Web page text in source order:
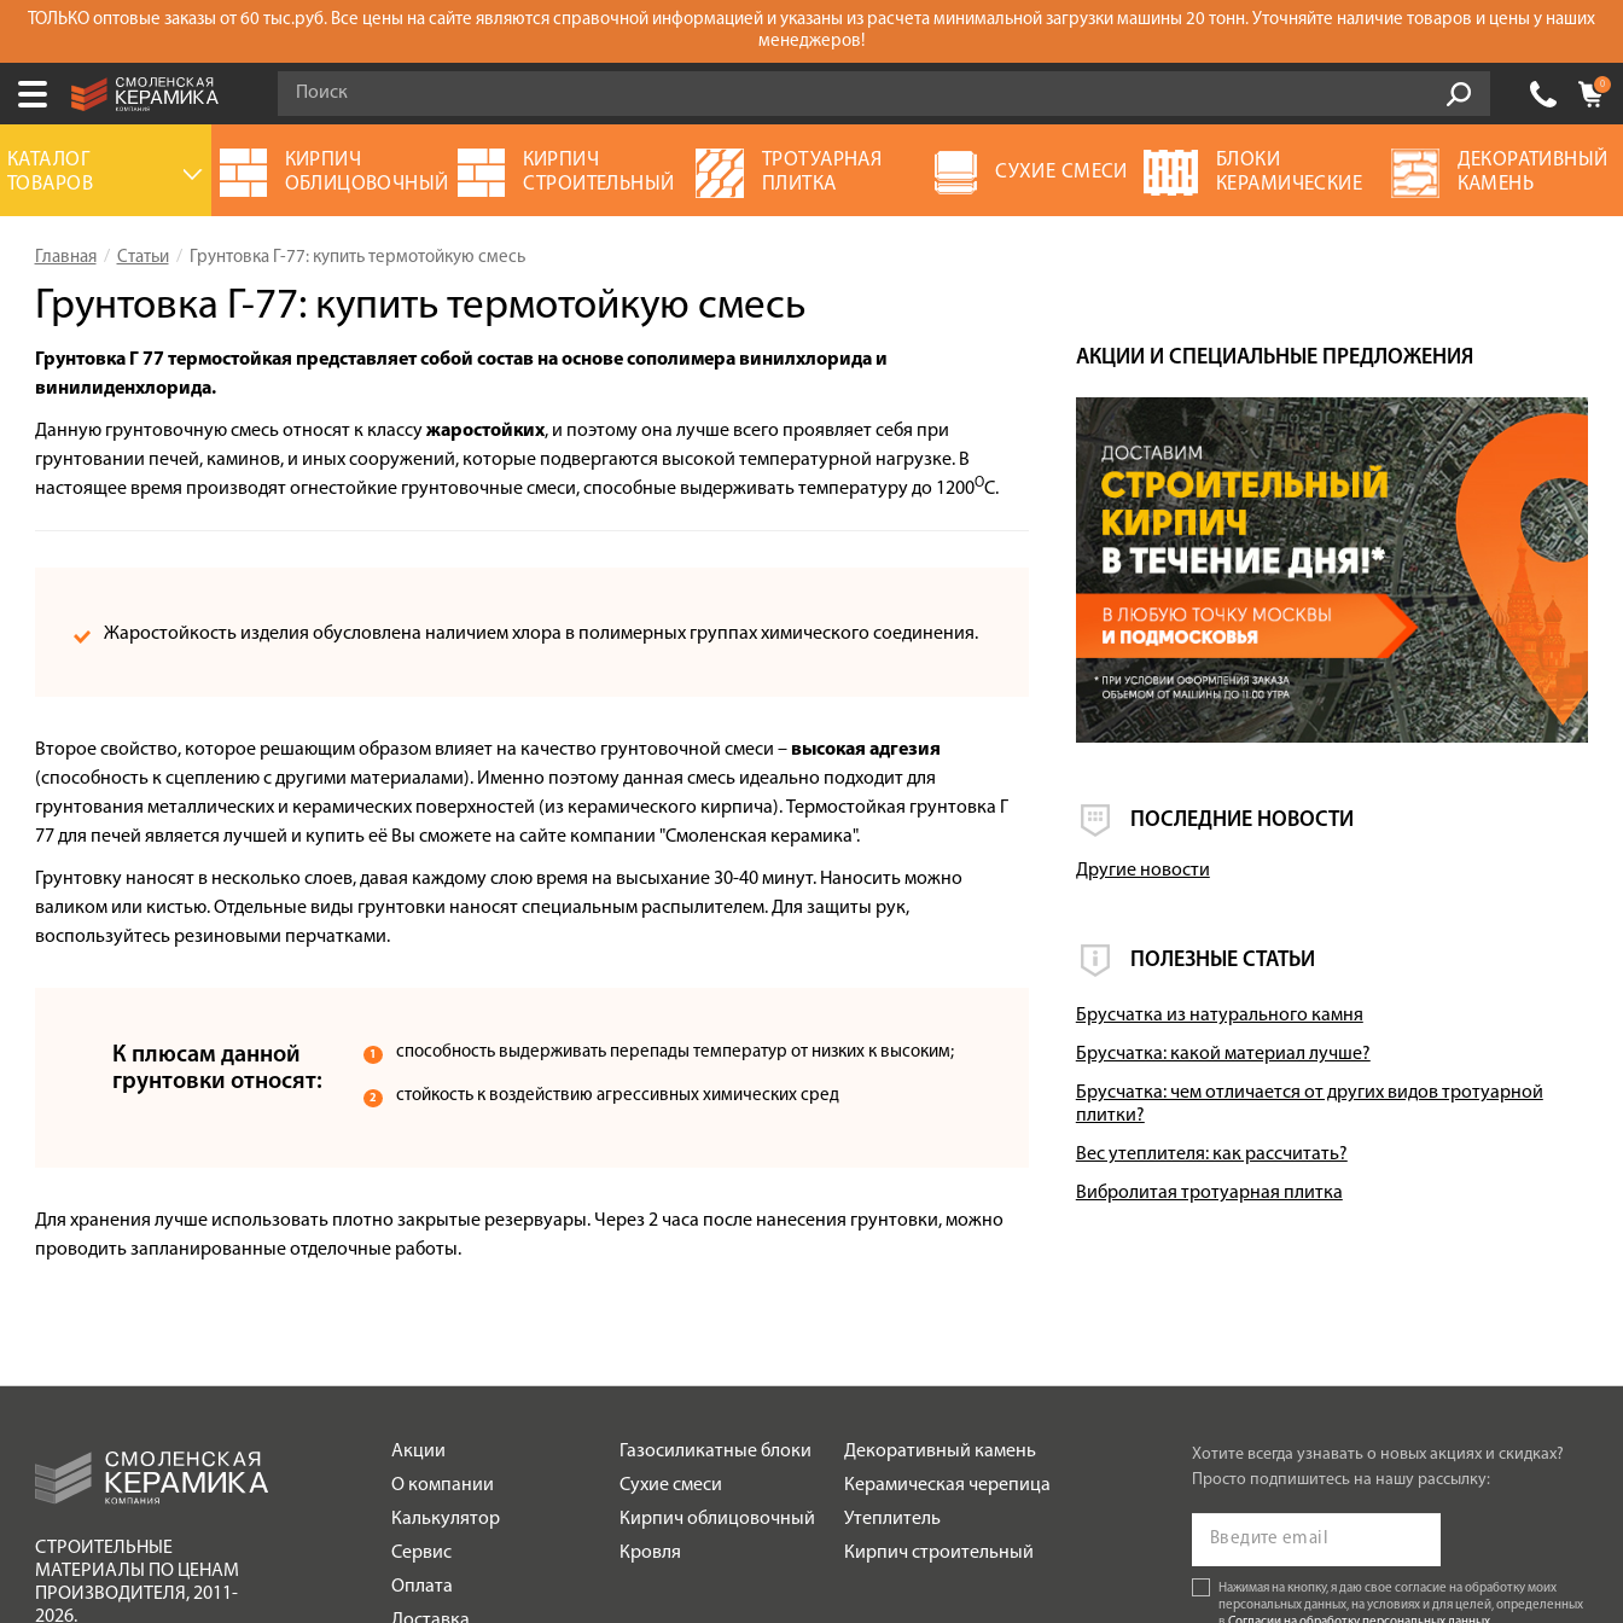
ТОЛЬКО оптовые заказы от 60 тыс.руб. Все цены на сайте являются справочной информацией и указаны из расчета минимальной загрузки машины 20 тонн. Уточняйте наличие товаров и цены у наших
менеджеров!
Ваш город:
Выберите ваш город:
+7 (930) 305-85-90
О компании
Калькулятор
Сервис
Галерея объектов
0
КАТАЛОГ
ТОВАРОВ
КИРПИЧ
ОБЛИЦОВОЧНЫЙ
КИРПИЧ
СТРОИТЕЛЬНЫЙ
ТРОТУАРНАЯ
ПЛИТКА
СУХИЕ СМЕСИ
БЛОКИ
КЕРАМИЧЕСКИЕ
ДЕКОРАТИВНЫЙ
КАМЕНЬ
Главная Статьи Грунтовка Г-77: купить термотойкую смесь
Грунтовка Г-77: купить термотойкую смесь
Грунтовка Г 77 термостойкая представляет собой состав на основе сополимера винилхлорида и
винилиденхлорида.
Данную грунтовочную смесь относят к классужаростойких, и поэтому она лучше всего проявляет себя при
грунтовании печей, каминов, и иных сооружений, которые подвергаются высокой температурной нагрузке. В
настоящее время производят огнестойкие грунтовочные смеси, способные выдерживать температуру до 1200OС.
Жаростойкость изделия обусловлена наличием хлора в полимерных группах химического соединения.
Второе свойство, которое решающим образом влияет на качество грунтовочной смеси – высокая адгезия
(способность к сцеплению с другими материалами). Именно поэтому данная смесь идеально подходит для
грунтования металлических и керамических поверхностей (из керамического кирпича). Термостойкая грунтовка Г
77 для печей является лучшей и купить её Вы сможете на сайте компании "Смоленская керамика".
Грунтовку наносят в несколько слоев, давая каждому слою время на высыхание 30-40 минут. Наносить можно
валиком или кистью. Отдельные виды грунтовки наносят специальным распылителем. Для защиты рук,
воспользуйтесь резиновыми перчатками.
К плюсам данной
грунтовки относят:
способность выдерживать перепады температур от низких к высоким;
стойкость к воздействию агрессивных химических сред
Для хранения лучше использовать плотно закрытые резервуары. Через 2 часа после нанесения грунтовки, можно
проводить запланированные отделочные работы.
АКЦИИ И СПЕЦИАЛЬНЫЕ ПРЕДЛОЖЕНИЯ
ПОСЛЕДНИЕ НОВОСТИ
Другие новости
ПОЛЕЗНЫЕ СТАТЬИ
Брусчатка из натурального камня
Брусчатка: какой материал лучше?
Брусчатка: чем отличается от других видов тротуарной
плитки?
Вес утеплителя: как рассчитать?
Вибролитая тротуарная плитка
Акции
О компании
Калькулятор
Сервис
Оплата
Газосиликатные блоки
Сухие смеси
Кирпич облицовочный
Кровля
Декоративный камень
Керамическая черепица
Утеплитель
Кирпич строительный
СТРОИТЕЛЬНЫЕ
МАТЕРИАЛЫ ПО ЦЕНАМ
ПРОИЗВОДИТЕЛЯ,2011-
2026.
Хотите всегда узнавать о новых акциях и скидках?
Просто подпишитесь на нашу рассылку:
Нажимая на кнопку, я даю свое согласие на обработку моих
персональных данных, на условиях и для целей, определенных